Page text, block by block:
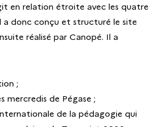
en relation étroite avec les quatre
a donc conçu et structuré le site
réalisé par Canopé. Il a
;
mercredis de Pégase ;
de la pédagogie qui